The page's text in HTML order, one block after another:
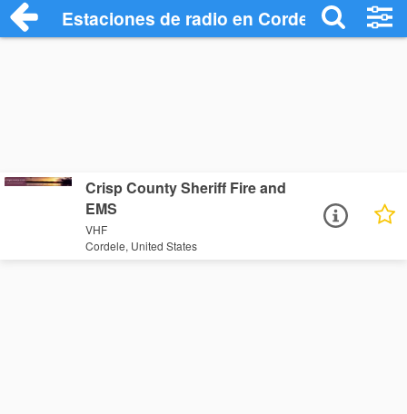
Estaciones de radio en Cordele -
Crisp County Sheriff Fire and
EMS
VHF
Cordele, United States